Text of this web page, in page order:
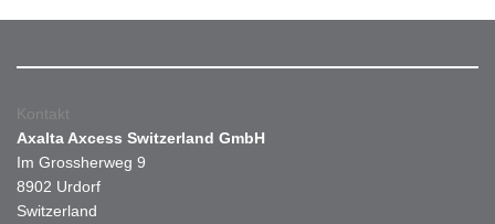
Kontakt
Axalta Axcess Switzerland GmbH
Im Grossherweg 9
8902 Urdorf
Switzerland